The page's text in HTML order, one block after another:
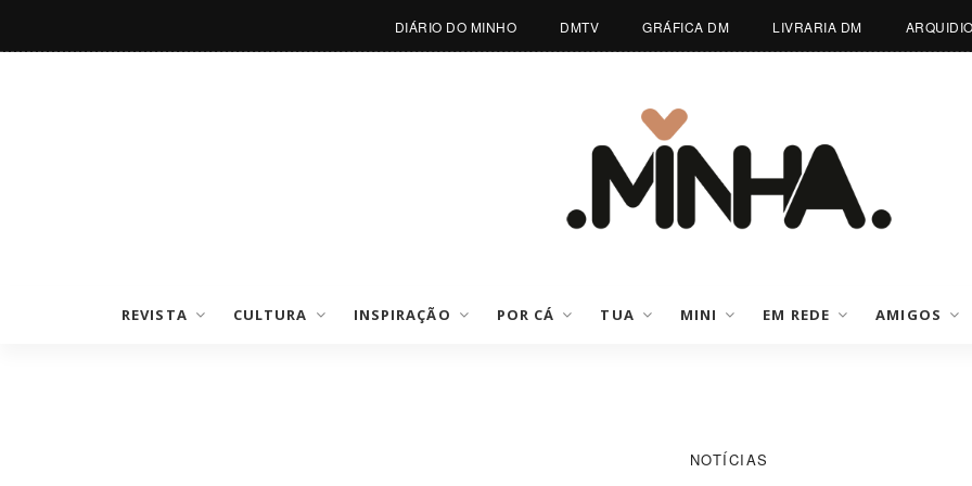
DIÁRIO DO MINHO DMTV GRÁFICA DM LIVRARIA DM
REVISTA CULTURA INSPIRAÇÃO POR CÁ TUA MINI EM REDE AMIGOS
NOTÍCIAS